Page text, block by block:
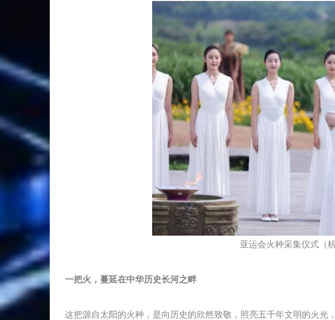
亚运会火种采集仪式（
一把火，蔓延在中华历史长河之畔
这把源自太阳的火种，是向历史的欣然致敬，照亮五千年文明的火